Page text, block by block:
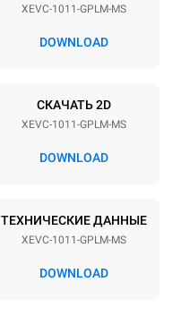
Příkon
Мощность газ
XEVC-1011-GPLM-MS
DOWNLOAD
СКАЧАТЬ 2D
XEVC-1011-GPLM-MS
DOWNLOAD
ТЕХНИЧЕСКИЕ ДАННЫЕ
XEVC-1011-GPLM-MS
DOWNLOAD